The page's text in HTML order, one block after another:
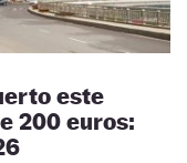
este
200 euros: